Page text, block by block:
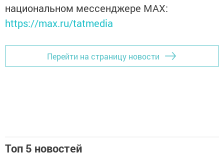
национальном мессенджере MАХ:
https://max.ru/tatmedia
Перейти на страницу новости
Топ 5 новостей